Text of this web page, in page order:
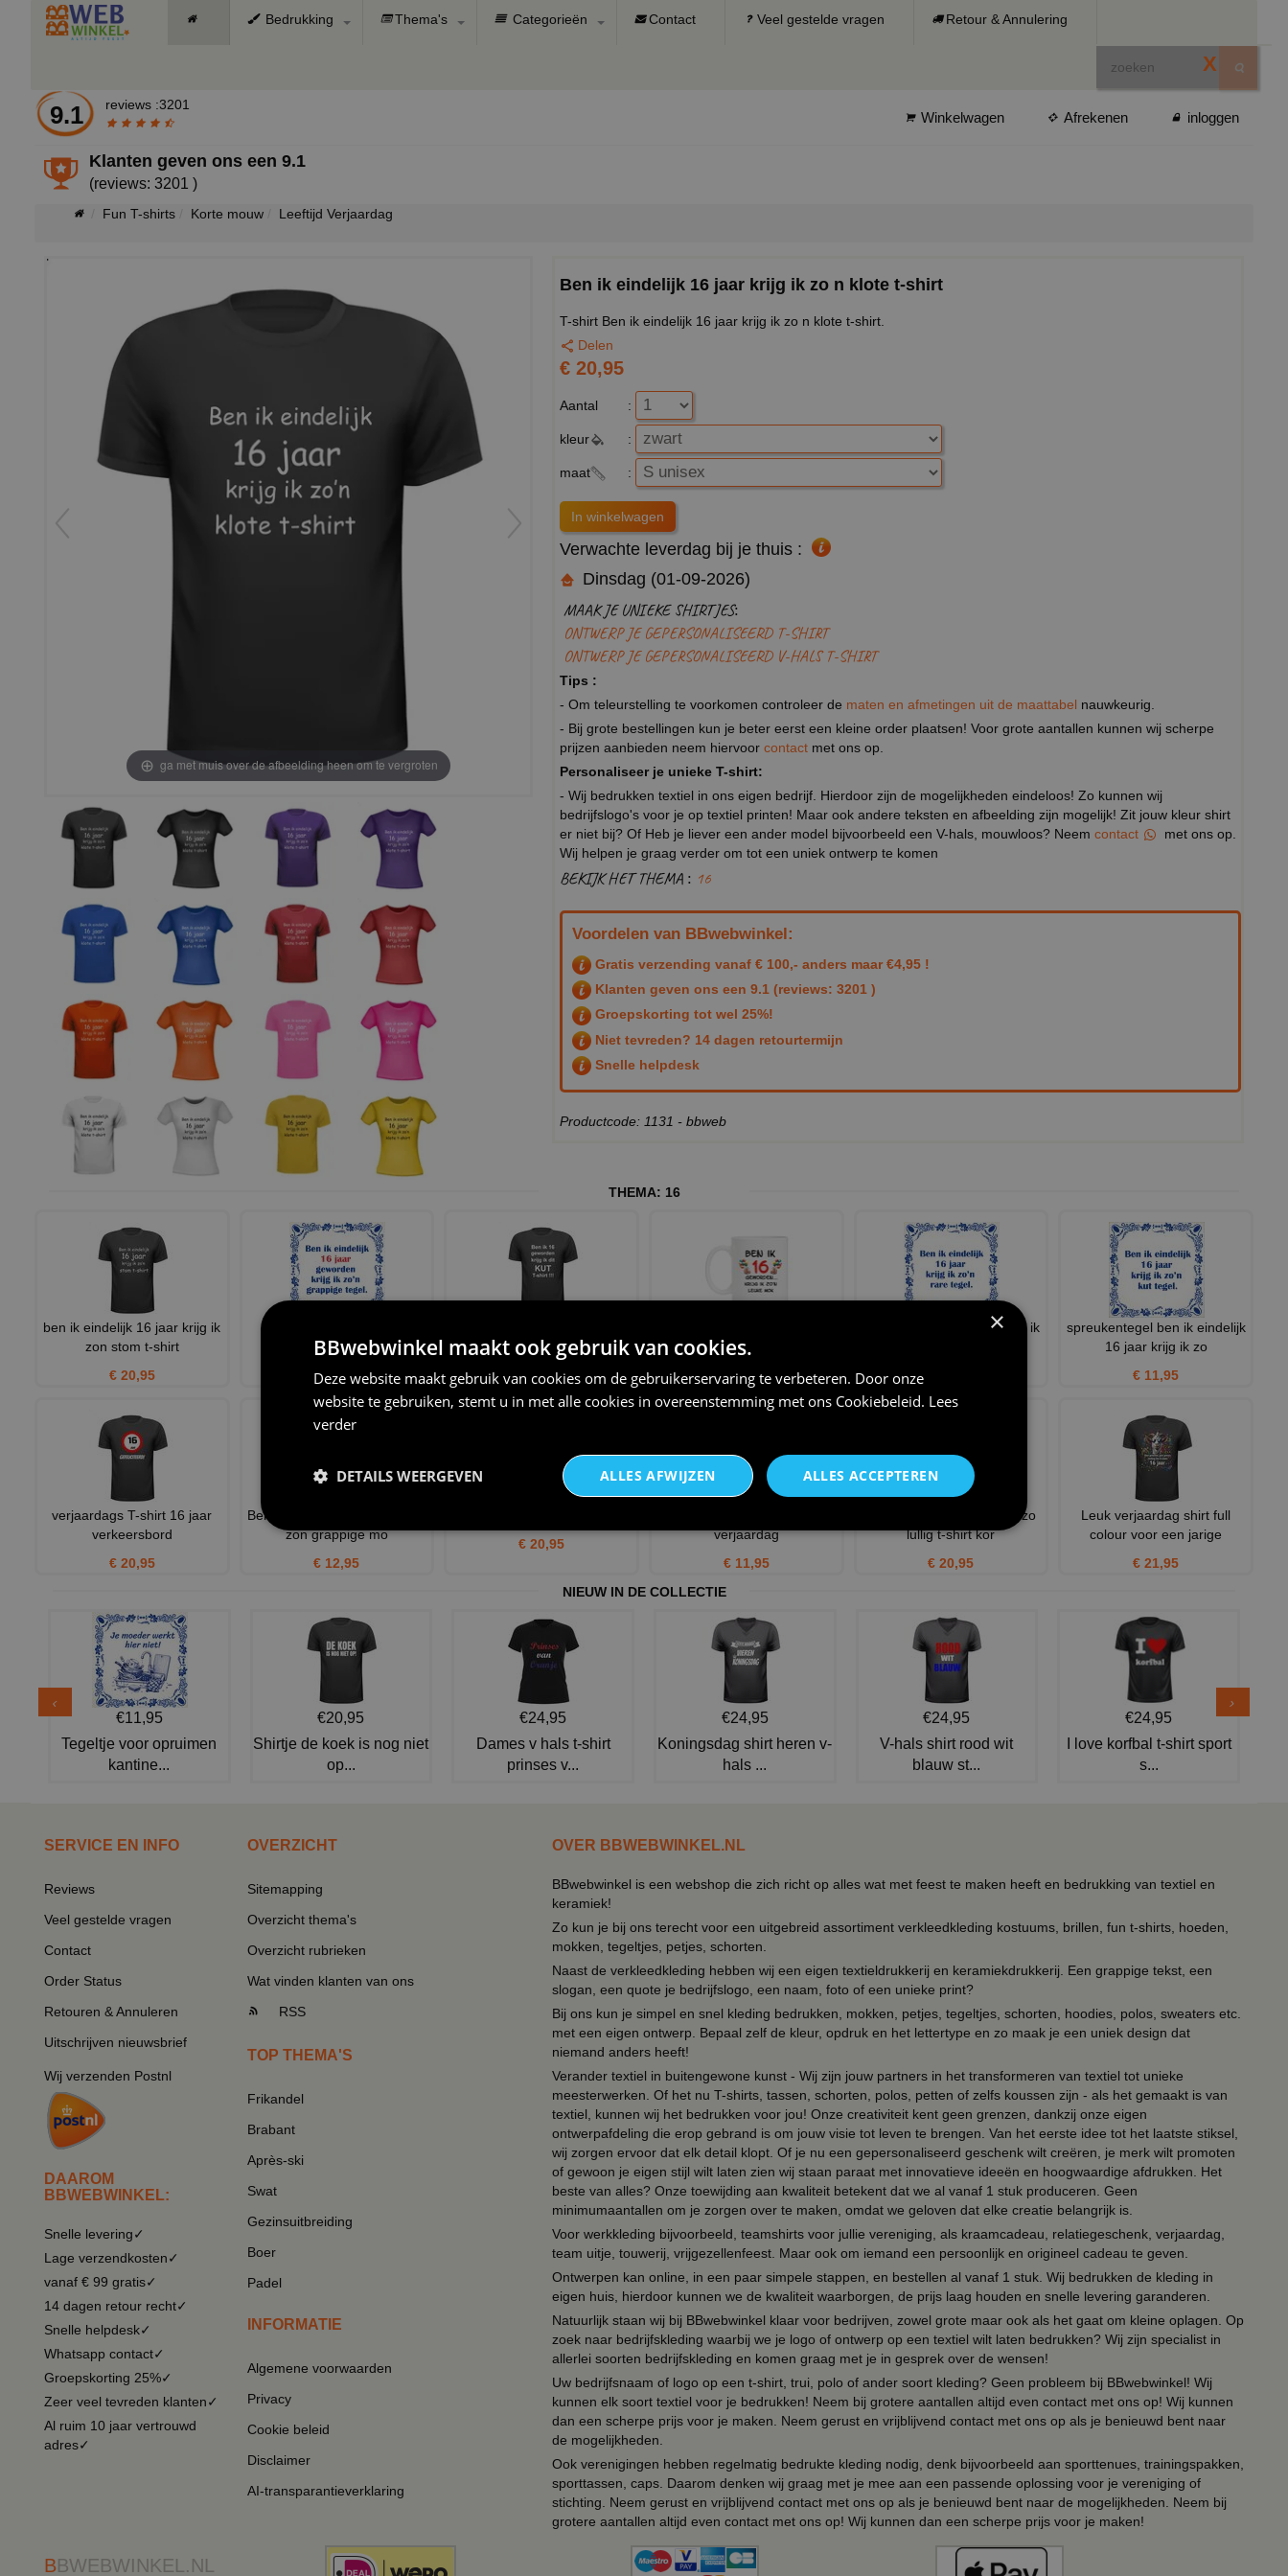
Bedrukking Thema's Categorieën Contact Veel gestelde vragen Retour & Annulering
X
9.1 reviews :3201
Winkelwagen Afrekenen inloggen
Klanten geven ons een9.1
(reviews: 3201 )
Fun T-shirts Korte mouw Leeftijd Verjaardag
ga met muis over de afbeelding heen om te vergroten
Ben ik eindelijk 16 jaar krijg ik zo n klote t-shirt
T-shirt Ben ik eindelijk 16 jaar krijg ik zo n klote t-shirt.
Delen
€ 20,95
Aantal :
kleur :
maat :
Verwachte leverdag bij je thuis :
Dinsdag (01-09-2026)
MAAK JE UNIEKE SHIRTJES:
ONTWERP JE GEPERSONALISEERD T-SHIRT
ONTWERP JE GEPERSONALISEERD V-HALS T-SHIRT
Tips :
- Om teleurstelling te voorkomen controleer de maten en afmetingen uit de maattabel nauwkeurig.
- Bij grote bestellingen kun je beter eerst een kleine order plaatsen! Voor grote aantallen kunnen wij scherpe
prijzen aanbieden neem hiervoor contact met ons op.
Personaliseer je unieke T-shirt:
- Wij bedrukken textiel in ons eigen bedrijf. Hierdoor zijn de mogelijkheden eindeloos! Zo kunnen wij
bedrijfslogo's voor je op textiel printen! Maar ook andere teksten en afbeelding zijn mogelijk! Zit jouw kleur shirt
er niet bij? Of Heb je liever een ander model bijvoorbeeld een V-hals, mouwloos? Neem contact
met ons op.
Wij helpen je graag verder om tot een uniek ontwerp te komen
BEKIJK HET THEMA : 16
Voordelen van BBwebwinkel:
Gratis verzending vanaf € 100,- anders maar €4,95 !
Klanten geven ons een 9.1 (reviews: 3201 )
Groepskorting tot wel 25%!
Niet tevreden? 14 dagen retourtermijn
Snelle helpdesk
Productcode: 1131 - bbweb
THEMA: 16
ben ik eindelijk 16 jaar krijg ik
zon stom t-shirt
€ 20,95
verjaardag 16 jaar
€ 11,95
kut t-shirt korte
€ 19,95
een leeftijd van ze
€ 12,95
Ben ik eindelijk 16 jaar krijg ik
spreukentegel ben ik eindelijk
16 jaar krijg ik zo
€ 11,95
verjaardags T-shirt 16 jaar
verkeersbord
€ 20,95
Ben ik eindelijk 16 jaar krijg ik
zon grappige mo
€ 12,95
€ 20,95
verjaardag
€ 11,95
Ben ik eindelijk 16 krijg ik zo
lullig t-shirt kor
€ 20,95
Leuk verjaardag shirt full
colour voor een jarige
€ 21,95
NIEUW IN DE COLLECTIE
€11,95
Tegeltje voor opruimen
kantine...
€20,95
Shirtje de koek is nog niet
op...
€24,95
Dames v hals t-shirt
prinses v...
€24,95
Koningsdag shirt heren v-
hals ...
€24,95
V-hals shirt rood wit
blauw st...
€24,95
I love korfbal t-shirt sport
s...
SERVICE EN INFO
Reviews
Veel gestelde vragen
Contact
Order Status
Retouren & Annuleren
Uitschrijven nieuwsbrief
Wij verzenden Postnl
DAAROM
BBWEBWINKEL:
Snelle levering✓
Lage verzendkosten✓
vanaf € 99 gratis✓
14 dagen retour recht✓
Snelle helpdesk✓
Whatsapp contact✓
Groepskorting 25%✓
Zeer veel tevreden klanten✓
Al ruim 10 jaar vertrouwd
adres✓
OVERZICHT
Sitemapping
Overzicht thema's
Overzicht rubrieken
Wat vinden klanten van ons
RSS
TOP THEMA'S
Frikandel
Brabant
Après-ski
Swat
Gezinsuitbreiding
Boer
Padel
INFORMATIE
Algemene voorwaarden
Privacy
Cookie beleid
Disclaimer
AI-transparantieverklaring
OVER BBWEBWINKEL.NL
BBwebwinkel is een webshop die zich richt op alles wat met feest te maken heeft en bedrukking van textiel en
keramiek!
Zo kun je bij ons terecht voor een uitgebreid assortiment verkleedkleding kostuums, brillen, fun t-shirts, hoeden,
mokken, tegeltjes, petjes, schorten.
Naast de verkleedkleding hebben wij een eigen textieldrukkerij en keramiekdrukkerij. Een grappige tekst, een
slogan, een quote je bedrijfslogo, een naam, foto of een unieke print?
Bij ons kun je simpel en snel kleding bedrukken, mokken, petjes, tegeltjes, schorten, hoodies, polos, sweaters etc.
met een eigen ontwerp. Bepaal zelf de kleur, opdruk en het lettertype en zo maak je een uniek design dat
niemand anders heeft!
Verander textiel in buitengewone kunst - Wij zijn jouw partners in het transformeren van textiel tot unieke
meesterwerken. Of het nu T-shirts, tassen, schorten, polos, petten of zelfs koussen zijn - als het gemaakt is van
textiel, kunnen wij het bedrukken voor jou! Onze creativiteit kent geen grenzen, dankzij onze eigen
ontwerpafdeling die erop gebrand is om jouw visie tot leven te brengen. Van het eerste idee tot het laatste stiksel,
wij zorgen ervoor dat elk detail klopt. Of je nu een gepersonaliseerd geschenk wilt creëren, je merk wilt promoten
of gewoon je eigen stijl wilt laten zien wij staan paraat met innovatieve ideeën en hoogwaardige afdrukken. Het
beste van alles? Onze toewijding aan kwaliteit betekent dat we al vanaf 1 stuk produceren. Geen
minimumaantallen om je zorgen over te maken, omdat we geloven dat elke creatie belangrijk is.
Voor werkkleding bijvoorbeeld, teamshirts voor jullie vereniging, als kraamcadeau, relatiegeschenk, verjaardag,
team uitje, touwerij, vrijgezellenfeest. Maar ook om iemand een persoonlijk en origineel cadeau te geven.
Ontwerpen kan online, in een paar simpele stappen, en bestellen al vanaf 1 stuk. Wij bedrukken de kleding in
eigen huis, hierdoor kunnen we de kwaliteit waarborgen, de prijs laag houden en snelle levering garanderen.
Natuurlijk staan wij bij BBwebwinkel klaar voor bedrijven, zowel grote maar ook als het gaat om kleine oplagen. Op
zoek naar bedrijfskleding waarbij we je logo of ontwerp op een textiel wilt laten bedrukken? Wij zijn specialist in
allerlei soorten bedrijfskleding en komen graag met je in gesprek over de wensen!
Uw bedrijfsnaam of logo op een t-shirt, trui, polo of ander soort kleding? Geen probleem bij BBwebwinkel! Wij
kunnen elk soort textiel voor je bedrukken! Neem bij grotere aantallen altijd even contact met ons op! Wij kunnen
dan een scherpe prijs voor je maken. Neem gerust en vrijblijvend contact met ons op als je benieuwd bent naar
de mogelijkheden.
Ook verenigingen hebben regelmatig bedrukte kleding nodig, denk bijvoorbeeld aan sporttenues, trainingspakken,
sporttassen, caps. Daarom denken wij graag met je mee aan een passende oplossing voor je vereniging of
stichting. Neem gerust en vrijblijvend contact met ons op als je benieuwd bent naar de mogelijkheden. Neem bij
grotere aantallen altijd even contact met ons op! Wij kunnen dan een scherpe prijs voor je maken!
BBWEBWINKEL.NL
×
BBwebwinkel maakt ook gebruik van cookies.
Deze website maakt gebruik van cookies om de gebruikerservaring te verbeteren. Door onze
website te gebruiken, stemt u in met alle cookies in overeenstemming met ons Cookiebeleid. Lees
verder
ALLES ACCEPTEREN
ALLES AFWIJZEN
DETAILS WEERGEVEN